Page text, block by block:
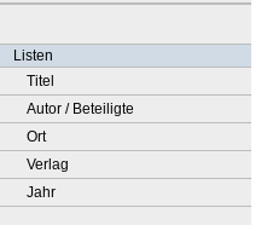
Listen
Titel
Autor / Beteiligte
Ort
Verlag
Jahr